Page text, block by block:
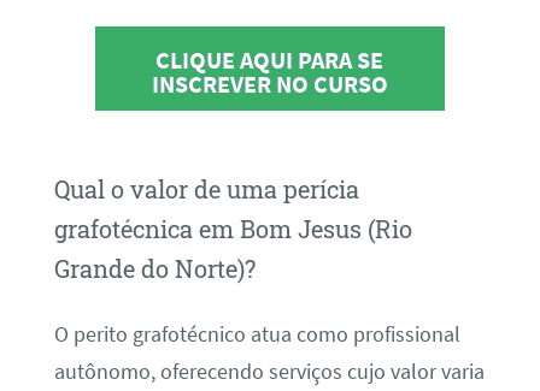
CLIQUE AQUI PARA SE
INSCREVER NO CURSO
Qual o valor de uma perícia
grafotécnica em Bom Jesus (Rio
Grande do Norte)?
O perito grafotécnico atua como profissional
autônomo, oferecendo serviços cujo valor varia